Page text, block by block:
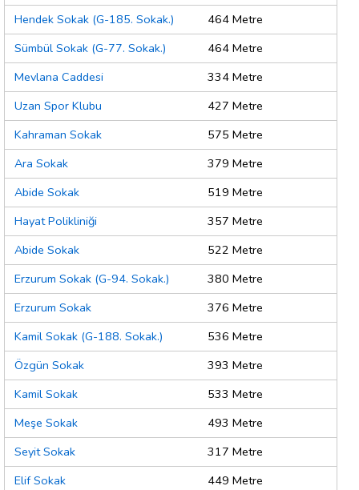
Hendek Sokak (G-185. Sokak.)
464 Metre
Sümbül Sokak (G-77. Sokak.)
464 Metre
Mevlana Caddesi
334 Metre
Uzan Spor Klubu
427 Metre
Kahraman Sokak
575 Metre
Ara Sokak
379 Metre
Abide Sokak
519 Metre
Hayat Polikliniği
357 Metre
Abide Sokak
522 Metre
Erzurum Sokak (G-94. Sokak.)
380 Metre
Erzurum Sokak
376 Metre
Kamil Sokak (G-188. Sokak.)
536 Metre
Özgün Sokak
393 Metre
Kamil Sokak
533 Metre
Meşe Sokak
493 Metre
Seyit Sokak
317 Metre
Elif Sokak
449 Metre